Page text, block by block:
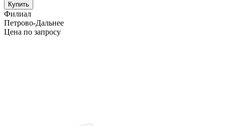
Купить
Филиал
Петрово-Дальнее
Цена по запросу